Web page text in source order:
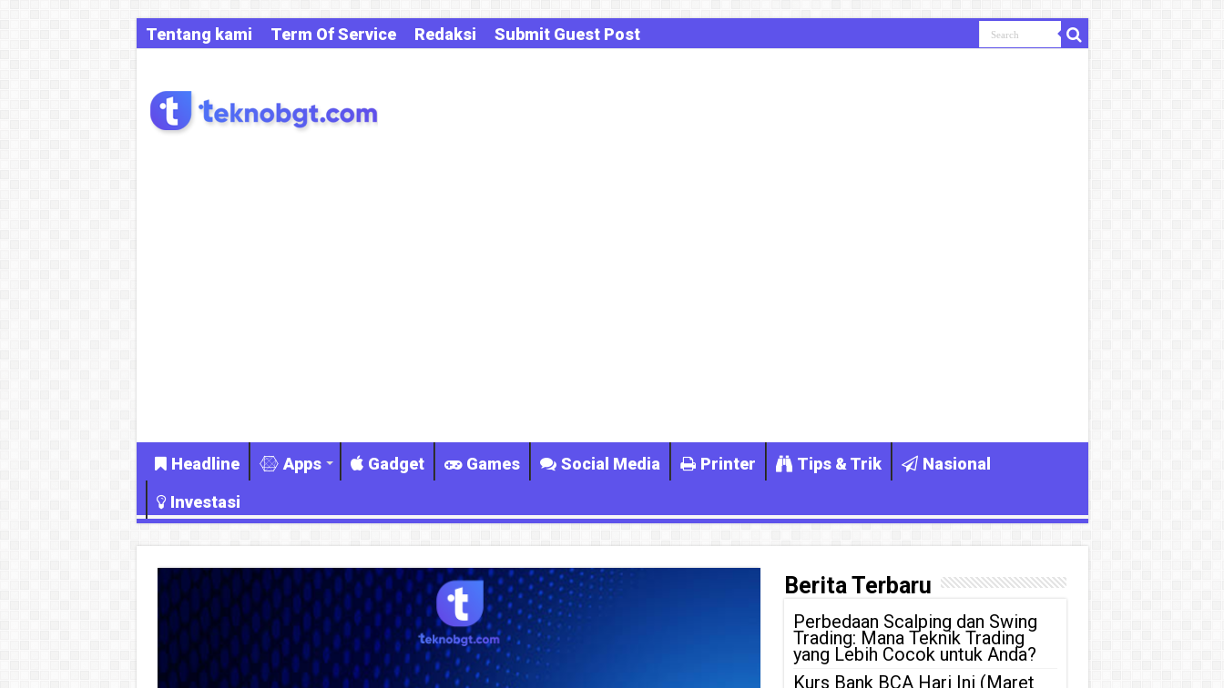
Tentang kami Term Of Service Redaksi Submit Guest Post
Headline Apps Gadget Games Social Media Printer Tips & Trik
Nasional
Investasi
Berita Terbaru
Perbedaan Scalping dan Swing
Trading: Mana Teknik Trading
yang Lebih Cocok untuk Anda?
Kurs Bank BCA Hari Ini (Maret